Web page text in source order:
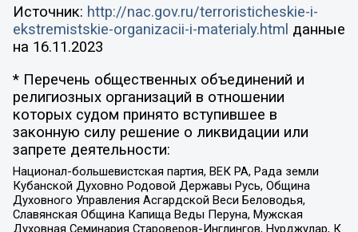
Источник: http://nac.gov.ru/terroristicheskie-i-
ekstremistskie-organizacii-i-materialy.html данные
на 16.11.2023
* Перечень общественных объединений и
религиозных организаций в отношении
которых судом принято вступившее в
законную силу решение о ликвидации или
запрете деятельности:
Национал-большевистская партия, ВЕК РА, Рада земли
Кубанской Духовно Родовой Державы Русь, Община
Духовного Управления Асгардской Веси Беловодья,
Славянская Община Капища Веды Перуна, Мужская
Духовная Семинария Староверов-Инглингов, Нурджулар, К